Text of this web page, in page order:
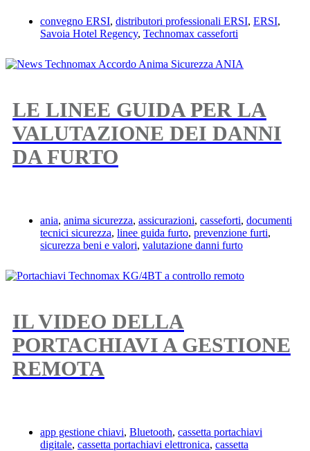
convegno ERSI, distributori professionali ERSI, ERSI,
Savoia Hotel Regency, Technomax casseforti
LE LINEE GUIDA PER LA
VALUTAZIONE DEI DANNI
DA FURTO
ania, anima sicurezza, assicurazioni, casseforti, documenti
tecnici sicurezza, linee guida furto, prevenzione furti,
sicurezza beni e valori, valutazione danni furto
IL VIDEO DELLA
PORTACHIAVI A GESTIONE
REMOTA
app gestione chiavi, Bluetooth, cassetta portachiavi
digitale, cassetta portachiavi elettronica, cassetta